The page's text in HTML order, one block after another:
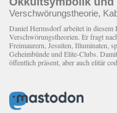
Verschwörungstheorie,
Daniel Hermsdorf arbeitet in
Verschwörungstheorien. Er fragt
Freimaurern, Jesuiten, Illuminaten,
Geheimbünde und Elite-Clubs.
öffentlich präsent, aber auch elitär